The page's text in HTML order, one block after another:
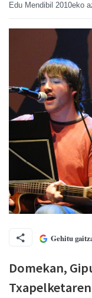
Edu Mendibil 2010eko
Gehitu
Domekan,